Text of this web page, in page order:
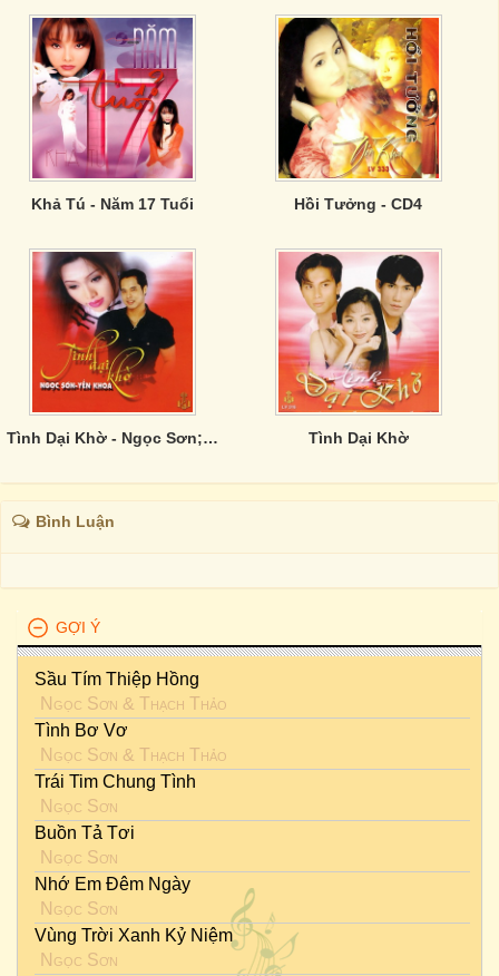
Khả Tú - Năm 17 Tuổi Hồi Tưởng - CD4
Tình Dại Khờ - Ngọc Sơn; Yến Khoa Tình Dại Khờ
Bình Luận
GỢI Ý
Sầu Tím Thiệp Hồng
Ngọc Sơn & Thạch Thảo
Tình Bơ Vơ
Ngọc Sơn & Thạch Thảo
Trái Tim Chung Tình
Ngọc Sơn
Buồn Tả Tơi
Ngọc Sơn
Nhớ Em Đêm Ngày
Ngọc Sơn
Vùng Trời Xanh Kỷ Niệm
Ngọc Sơn